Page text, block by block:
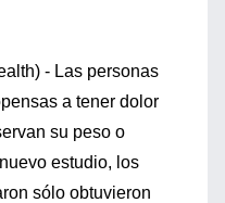
- Las personas
a tener dolor
su peso o
estudio, los
sólo obtuvieron